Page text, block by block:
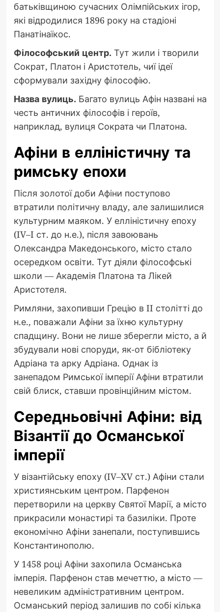
батьківщиною сучасних Олімпійських ігор,
які відродилися 1896 року на стадіоні
Панатінаїкос.
Філософський центр. Тут жили і творили
Сократ, Платон і Аристотель, чиї ідеї
сформували західну філософію.
Назва вулиць. Багато вулиць Афін названі на
честь античних філософів і героїв,
наприклад, вулиця Сократа чи Платона.
Афіни в елліністичну та
римську епохи
Після золотої доби Афіни поступово
втратили політичну владу, але залишилися
культурним маяком. У елліністичну епоху
(IV–I ст. до н.е.), після завоювань
Олександра Македонського, місто стало
осередком освіти. Тут діяли філософські
школи — Академія Платона та Лікей
Аристотеля.
Римляни, захопивши Грецію в II столітті до
н.е., поважали Афіни за їхню культурну
спадщину. Вони не лише зберегли місто, а й
збудували нові споруди, як-от бібліотеку
Адріана та арку Адріана. Однак із
занепадом Римської імперії Афіни втратили
свій блиск, ставши провінційним містом.
Середньовічні Афіни: від
Візантії до Османської
імперії
У візантійську епоху (IV–XV ст.) Афіни стали
християнським центром. Парфенон
перетворили на церкву Святої Марії, а місто
прикрасили монастирі та базиліки. Проте
економічно Афіни занепали, поступившись
Константинополю.
У 1458 році Афіни захопила Османська
імперія. Парфенон став мечеттю, а місто —
невеликим адміністративним центром.
Османський період залишив по собі кілька